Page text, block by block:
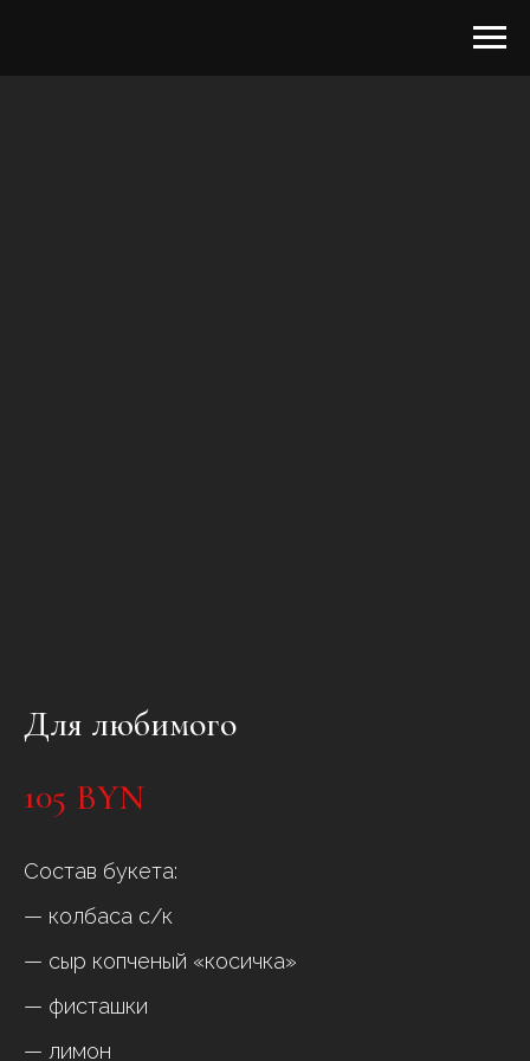
Для любимого
105 BYN
Состав букета:
— колбаса с/к
— сыр копченый «косичка»
— фисташки
— лимон